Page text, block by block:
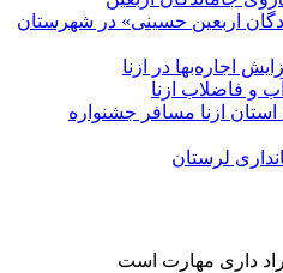
اربعین حسینی» در شهرستان
اجاره‌بها در ازنا
و فاضلاب ازنا
ازنا مسافر جشنواره
لرستان